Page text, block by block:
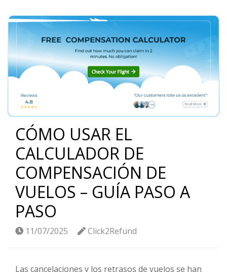
CÓMO USAR EL
CALCULADOR DE
COMPENSACIÓN DE
VUELOS – GUÍA PASO A
PASO
11/07/2025 Click2Refund
Las cancelaciones y los retrasos de vuelos se han